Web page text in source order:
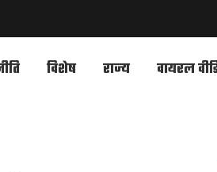
विशेष राज्य वायरल